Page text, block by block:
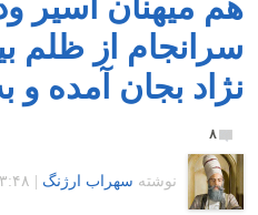
سرانجام از ظلم
نژاد بجان آمده و
۸
نوشته سهراب ارژنگ ۱۳:۴۸ گرينويچ - جمعه